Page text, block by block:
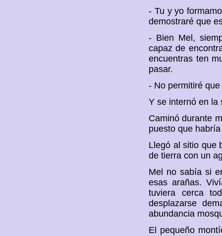
- Tu y yo
demostraré que
- Bien Mel,
capaz de
encuentras ten
pasar.
- No permitiré
Y se internó en la
Caminó durante
puesto que
Llegó al sitio que
de tierra con un
Mel no sabía si
esas arañas.
tuviera cerca
desplazarse
abundancia
El pequeño